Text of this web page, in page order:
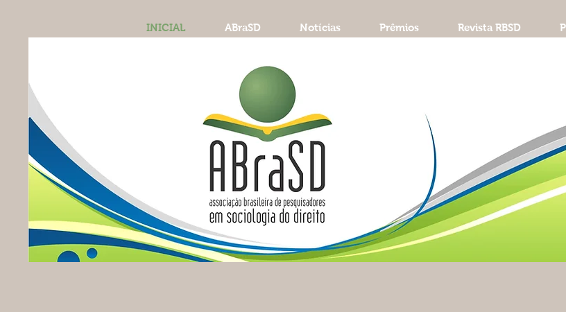
INICIAL ABraSD Notícias Prêmios Revista RBSD